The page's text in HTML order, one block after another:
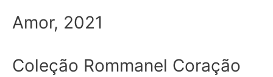
Amor, 2021
Coleção Rommanel Coração